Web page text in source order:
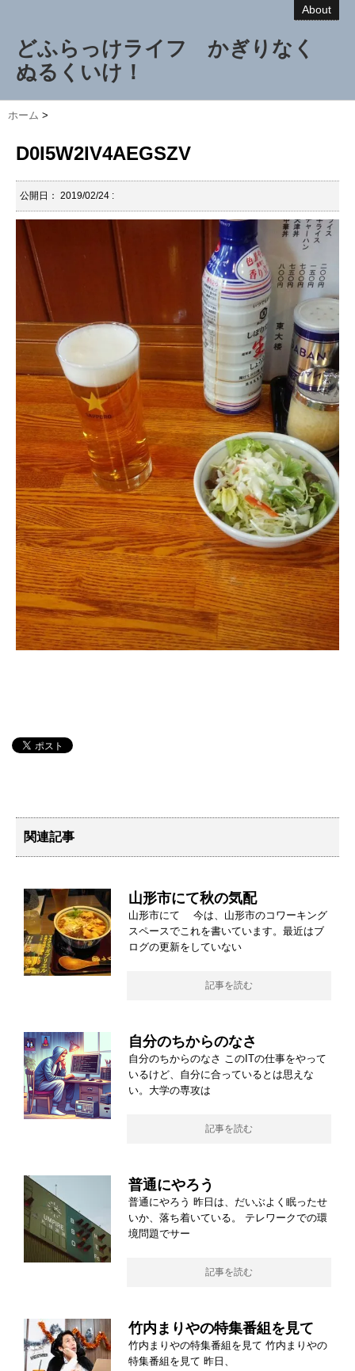
About
どふらっけライフ かぎりなく
ぬるくいけ！
ホーム >
D0I5W2IV4AEGSZV
公開日： 2019/02/24 :
関連記事
山形市にて秋の気配
山形市にて 今は、山形市のコワーキング
スペースでこれを書いています。最近はブ
ログの更新をしていない
記事を読む
自分のちからのなさ
自分のちからのなさ このITの仕事をやって
いるけど、自分に合っているとは思えな
い。大学の専攻は
記事を読む
普通にやろう
普通にやろう 昨日は、だいぶよく眠ったせ
いか、落ち着いている。 テレワークでの環
境問題でサー
記事を読む
竹内まりやの特集番組を見て
竹内まりやの特集番組を見て 竹内まりやの
特集番組を見て 昨日、